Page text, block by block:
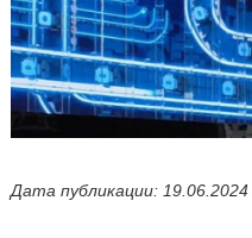
Дата публикации: